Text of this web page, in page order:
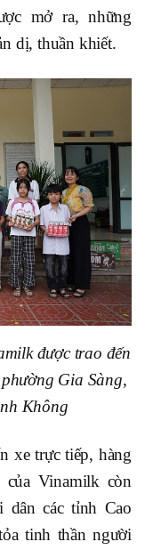
mở ra, những
dị, thuần khiết.
được trao đến
Gia Sàng,
Không
xe trực tiếp, hàng
Vinamilk còn
các tỉnh Cao
tinh thần người